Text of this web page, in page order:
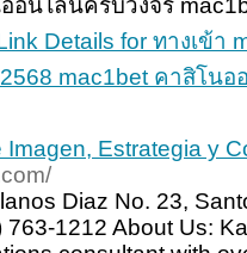
อนไลน์ครบวงจร
Details for ทางเข้า
mac1bet คาสิโนอ
Imagen, Estrategia y
Diaz No. 23,
1212 About Us: